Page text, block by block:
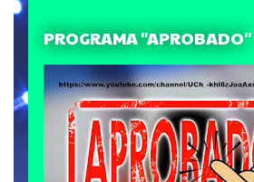
PROGRAMA "APROBADO"